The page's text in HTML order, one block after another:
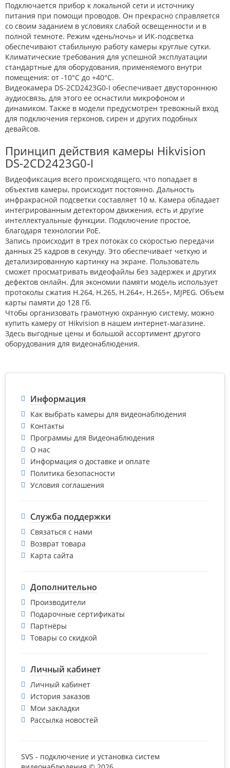
Подключается прибор к локальной сети и источнику
питания при помощи проводов. Он прекрасно справляется
со своим заданием в условиях слабой освещенности и в
полной темноте. Режим «день/ночь» и ИК-подсветка
обеспечивают стабильную работу камеры круглые сутки.
Климатические требования для успешной эксплуатации
стандартные для оборудования, применяемого внутри
помещения: от -10°С до +40°С.
Видеокамера DS-2CD2423G0-I обеспечивает двустороннюю
аудиосвязь, для этого ее оснастили микрофоном и
динамиком. Также в модели предусмотрен тревожный вход
для подключения герконов, сирен и других подобных
девайсов.
Принцип действия камеры Hikvision
DS-2CD2423G0-I
Видеофиксация всего происходящего, что попадает в
объектив камеры, происходит постоянно. Дальность
инфракрасной подсветки составляет 10 м. Камера обладает
интегрированным детектором движения, есть и другие
интеллектуальные функции. Подключение простое,
благодаря технологии РоЕ.
Запись происходит в трех потоках со скоростью передачи
данных 25 кадров в секунду. Это обеспечивает четкую и
детализированную картинку на экране. Пользователь
сможет просматривать видеофайлы без задержек и других
дефектов онлайн. Для экономии памяти модель использует
протоколы сжатия H.264, H.265, H.264+, H.265+, MJPEG. Объем
карты памяти до 128 Гб.
Чтобы организовать грамотную охранную систему, можно
купить камеру от Hikvision в нашем интернет-магазине.
Здесь выгодные цены и большой ассортимент другого
оборудования для видеонаблюдения.
Информация
Как выбрать камеры для видеонаблюдения
Контакты
Программы для Видеонаблюдения
О нас
Информация о доставке и оплате
Политика безопасности
Условия соглашения
Служба поддержки
Связаться с нами
Возврат товара
Карта сайта
Дополнительно
Производители
Подарочные сертификаты
Партнёры
Товары со скидкой
Личный кабинет
Личный кабинет
История заказов
Мои закладки
Рассылка новостей
SVS - подключение и установка систем